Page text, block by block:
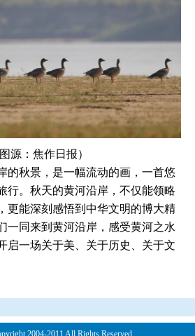
图源：焦作日报）
秋景，是一幅流动的画，一首悠
行。秋天的黄河沿岸，不仅能领略
更能深刻感悟到中华文明的博大精
一同来到黄河沿岸，感受黄河之水
启一场关于美、关于历史、关于文
2004-2011 All Rights Reserved.